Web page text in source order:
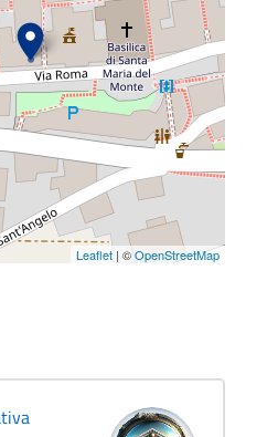
Leaflet | ©OpenStreetMap